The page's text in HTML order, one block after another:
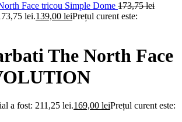
Face tricou Simple Dome 173,75lei
lei.139,00 leiPrețul curent este:
The North Face
a fost: 211,25 lei.169,00 leiPrețul curent este: